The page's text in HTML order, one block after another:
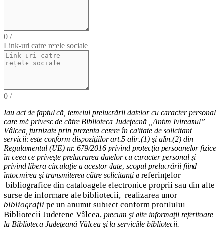
0 /
Link-uri catre rețele sociale
0 /
Iau act de faptul că, temeiul prelucrării datelor cu caracter personal
care mă privesc de către Biblioteca Judeţeană ,,Antim Ivireanul”
Vâlcea, furnizate prin prezenta cerere în calitate de solicitant
servicii: este conform dispoziţiilor art.5 alin.(1) şi alin.(2) din
Regulamentul (UE) nr. 679/2016 privind protecţia persoanelor fizice
în ceea ce priveşte prelucrarea datelor cu caracter personal şi
privind libera circulaţie a acestor date, scopul prelucrării fiind
întocmirea şi transmiterea către solicitanţi a referinţelor
bibliografice din cataloagele electronice proprii sau din alte
surse de informare ale bibliotecii, realizarea unor
bibliografii pe un anumit subiect conform profilului
Bibliotecii Judetene Vâlcea, precum şi alte informaţii referitoare
la Biblioteca Judeţeană Vâlcea şi la serviciile bibliotecii.